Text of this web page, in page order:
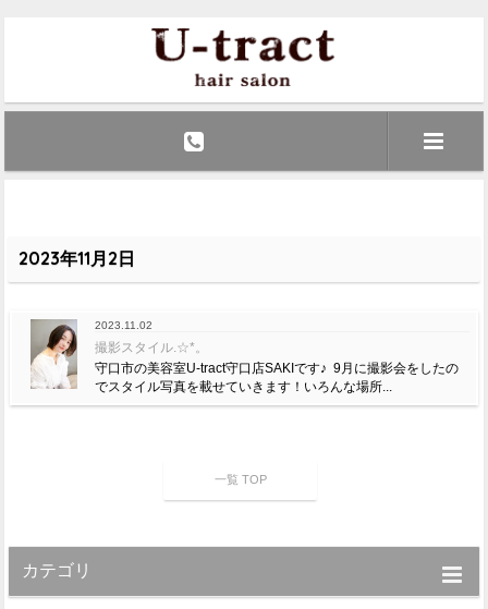
2023年11月2日
2023.11.02
撮影スタイル.☆*。
守口市の美容室U-tract守口店SAKIです♪ 9月に撮影会をしたの
でスタイル写真を載せていきます！いろんな場所...
一覧 TOP
カテゴリ